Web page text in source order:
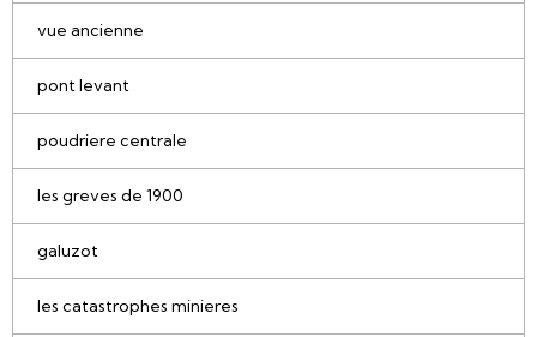
vue ancienne
pont levant
poudriere centrale
les greves de 1900
galuzot
les catastrophes minieres